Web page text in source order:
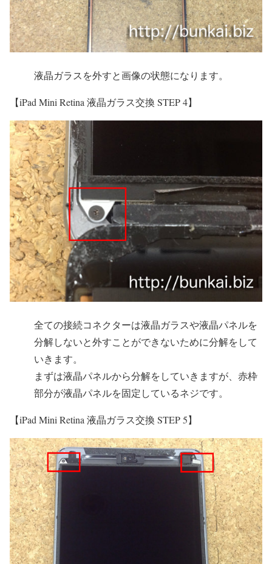
液晶ガラスを外すと画像の状態になります。
【iPad Mini Retina 液晶ガラス交換 STEP 4】
全ての接続コネクターは液晶ガラスや液晶パネルを
分解しないと外すことができないために分解をして
いきます。
まずは液晶パネルから分解をしていきますが、赤枠
部分が液晶パネルを固定しているネジです。
【iPad Mini Retina 液晶ガラス交換 STEP 5】